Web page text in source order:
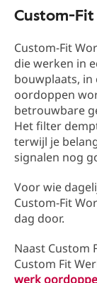
Custom-
Custom-Fit
die werken in
bouwplaats, in
oordoppen
betrouwbare
Het filter
terwijl je
signalen nog
Voor wie
Custom-Fit
dag door.
Naast Custom
Custom Fit
werk